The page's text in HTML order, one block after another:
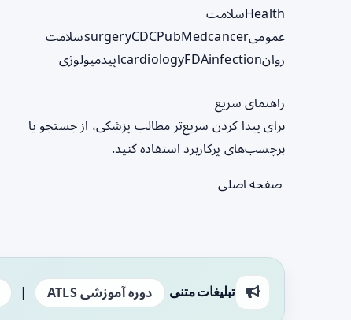
Healthسلامت
عمومی
surgeryCDCPubMedcancer
سلامت
روان
cardiologyFDAinfection اپیدمیولوژی
راهنمای سریع
برای پیدا کردن سریع‌تر مطالب پزشکی، از جستجو یا
برچسب‌های پرکاربرد استفاده کنید.
صفحه اصلی
تبلیغات متنی دوره آموزشی ATLS |